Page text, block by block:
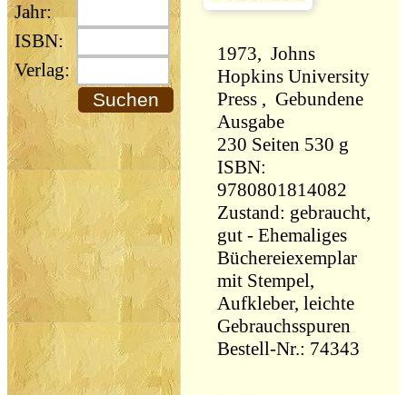
Jahr:
ISBN:
Verlag:
1973, Johns
Hopkins University
Press , Gebundene
Ausgabe
230 Seiten 530 g
ISBN:
9780801814082
Zustand: gebraucht,
gut - Ehemaliges
Büchereiexemplar
mit Stempel,
Aufkleber, leichte
Gebrauchsspuren
Bestell-Nr.: 74343